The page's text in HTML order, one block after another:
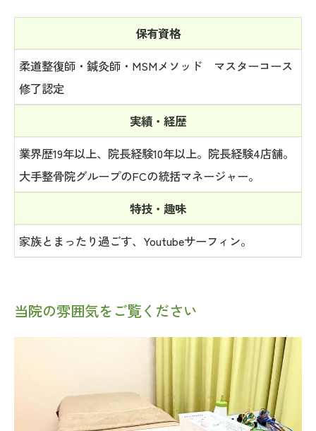
保有資格
柔道整復師・鍼灸師・MSMメソッド マスターコース
修了認定
実績・経歴
業界歴19年以上、院長経験10年以上。院長経験4店舗。
大手整骨院グループのFCの統括マネージャー。
特技・趣味
家族とまったり過ごす、Youtubeサーフィン。
当院の雰囲気をご覧ください